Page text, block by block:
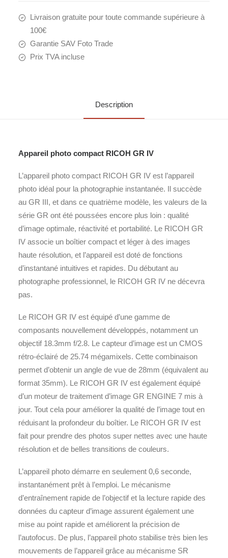
Livraison gratuite pour toute commande supérieure à
100€
Garantie SAV Foto Trade
Prix TVA incluse
Description
Appareil photo compact RICOH GR IV
L’appareil photo compact RICOH GR IV est l’appareil
photo idéal pour la photographie instantanée. Il succède
au GR III, et dans ce quatrième modèle, les valeurs de la
série GR ont été poussées encore plus loin : qualité
d’image optimale, réactivité et portabilité. Le RICOH GR
IV associe un boîtier compact et léger à des images
haute résolution, et l’appareil est doté de fonctions
d’instantané intuitives et rapides. Du débutant au
photographe professionnel, le RICOH GR IV ne décevra
pas.
Le RICOH GR IV est équipé d’une gamme de
composants nouvellement développés, notamment un
objectif 18.3mm f/2.8. Le capteur d’image est un CMOS
rétro-éclairé de 25.74 mégamixels. Cette combinaison
permet d’obtenir un angle de vue de 28mm (équivalent au
format 35mm). Le RICOH GR IV est également équipé
d’un moteur de traitement d’image GR ENGINE 7 mis à
jour. Tout cela pour améliorer la qualité de l’image tout en
réduisant la profondeur du boîtier. Le RICOH GR IV est
fait pour prendre des photos super nettes avec une haute
résolution et de belles transitions de couleurs.
L’appareil photo démarre en seulement 0,6 seconde,
instantanément prêt à l’emploi. Le mécanisme
d’entraînement rapide de l’objectif et la lecture rapide des
données du capteur d’image assurent également une
mise au point rapide et améliorent la précision de
l’autofocus. De plus, l’appareil photo stabilise très bien les
mouvements de l’appareil grâce au mécanisme SR